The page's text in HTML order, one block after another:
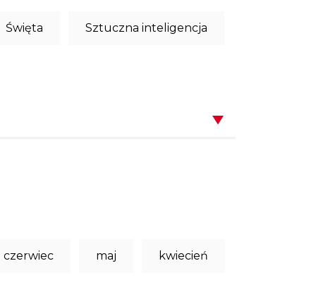
Święta Sztuczna inteligencja
czerwiec maj kwiecień